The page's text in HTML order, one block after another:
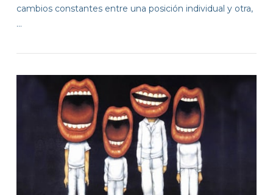
cambios constantes entre una posición individual y otra,
…